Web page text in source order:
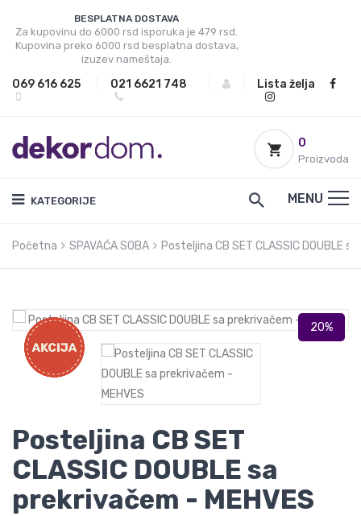
BESPLATNA DOSTAVA
Za kupovinu do 6000 rsd isporuka je 479 rsd.
Kupovina preko 6000 rsd besplatna dostava,
izuzev nameštaja.
069 616 625 021 6621 748 Lista želja
0
Proizvoda
KATEGORIJE MENU
Početna SPAVAĆA SOBA Posteljina CB SET CLASSIC DOUBLE
Posteljina CB SET
CLASSIC DOUBLE sa
prekrivačem - MEHVES